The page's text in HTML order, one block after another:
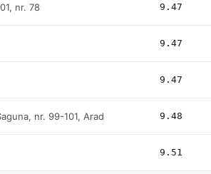
nr. 78 9.47
9.47
9.47
nr. 99-101, Arad 9.48
9.51